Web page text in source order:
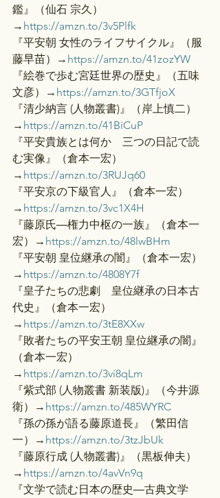
鑑』（仙石 宗久）
→ https://amzn.to/3v5Plfk
『平安朝 女性のライフサイクル』（服
藤早苗）→ https://amzn.to/41zozYW
『絵巻で歩む宮廷世界の歴史』（五味
文彦）→ https://amzn.to/3GTfjoX
『清少納言 (人物叢書)』（岸上慎二）
→ https://amzn.to/41BiCuP
『平安貴族とは何か　三つの日記で読
む実像』（倉本一宏）
→ https://amzn.to/3RUJq60
『平安京の下級官人』（倉本一宏）
→ https://amzn.to/3vc1X4H
『藤原氏―権力中枢の一族』（倉本一
宏）→ https://amzn.to/48lwBHm
『平安朝 皇位継承の闇』（倉本一宏）
→ https://amzn.to/4808Y7f
『皇子たちの悲劇　皇位継承の日本古
代史』（倉本一宏）
→ https://amzn.to/3tE8XXw
『敗者たちの平安王朝 皇位継承の闇』
（倉本一宏）
→ https://amzn.to/3vi8qLm
『紫式部 (人物叢書 新装版)』（今井源
衛）→ https://amzn.to/485WYRC
『孫の孫が語る藤原道長』（繁田信
一）→ https://amzn.to/3tzJbUk
『藤原行成 (人物叢書)』（黒板伸夫）
→ https://amzn.to/4avVn9q
『文学で読む日本の歴史―古典文学